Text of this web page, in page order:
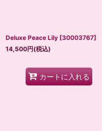
Deluxe Peace Lily [30003767]
14,500円(税込)
カートに入れる